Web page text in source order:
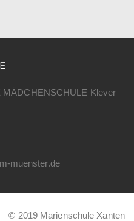
Klever
muenster.de
© 2019 Marienschule Xanten